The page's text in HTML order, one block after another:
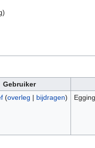
)
Gebruiker
(overleg | bijdragen)